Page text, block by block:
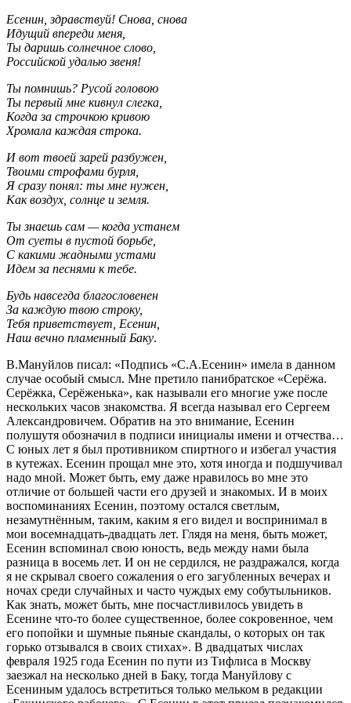
Есенин, здравствуй! Снова, снова
Идущий впереди меня,
Ты даришь солнечное слово,
Российской удалью звеня!
Ты помнишь? Русой головою
Ты первый мне кивнул слегка,
Когда за строчкою кривою
Хромала каждая строка.
И вот твоей зарей разбужен,
Твоими строфами бурля,
Я сразу понял: ты мне нужен,
Как воздух, солнце и земля.
Ты знаешь сам — когда устанем
От суеты в пустой борьбе,
С какими жадными устами
Идем за песнями к тебе.
Будь навсегда благословенен
За каждую твою строку,
Тебя приветствует, Есенин,
Наш вечно пламенный Баку.
В.Мануйлов писал: «Подпись «С.А.Есенин» имела в данном
случае особый смысл. Мне претило панибратское «Серёжа.
Серёжка, Серёженька», как называли его многие уже после
нескольких часов знакомства. Я всегда называл его Сергеем
Александровичем. Обратив на это внимание, Есенин
полушутя обозначил в подписи инициалы имени и отчества…
С юных лет я был противником спиртного и избегал участия
в кутежах. Есенин прощал мне это, хотя иногда и подшучивал
надо мной. Может быть, ему даже нравилось во мне это
отличие от большей части его друзей и знакомых. И в моих
воспоминаниях Есенин, поэтому остался светлым,
незамутнённым, таким, каким я его видел и воспринимал в
мои восемнадцать-двадцать лет. Глядя на меня, быть может,
Есенин вспоминал свою юность, ведь между нами была
разница в восемь лет. И он не сердился, не раздражался, когда
я не скрывал своего сожаления о его загубленных вечерах и
ночах среди случайных и часто чуждых ему собутыльников.
Как знать, может быть, мне посчастливилось увидеть в
Есенине что-то более существенное, более сокровенное, чем
его попойки и шумные пьяные скандалы, о которых он так
горько отзывался в своих стихах». В двадцатых числах
февраля 1925 года Есенин по пути из Тифлиса в Москву
заезжал на несколько дней в Баку, тогда Мануйлову с
Есениным удалось встретиться только мельком в редакции